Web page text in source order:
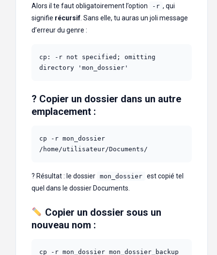
Alors il te faut obligatoirement l’option
-r , qui
signifie récursif . Sans elle, tu auras un joli message
d’erreur du genre :
cp: -r not specified; omitting
directory 'mon_dossier'
? Copier un dossier dans un autre
emplacement :
cp -r mon_dossier
/home/utilisateur/Documents/
? Résultat : le dossier mon_dossier est copié tel
quel dans le dossier Documents.
Copier un dossier sous un
nouveau nom :
cp -r mon_dossier mon_dossier_backup